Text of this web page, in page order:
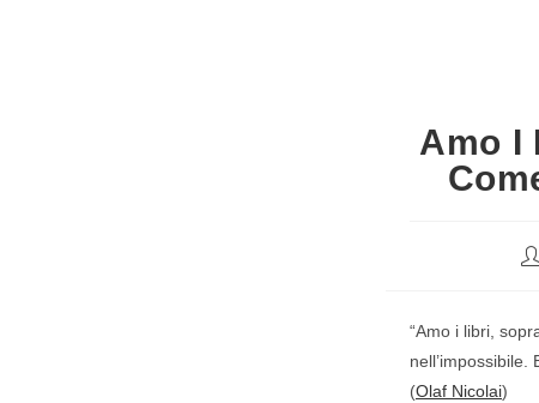
Amo I
“Amo i libri,
nell’impossibile.
(Olaf Nicolai)